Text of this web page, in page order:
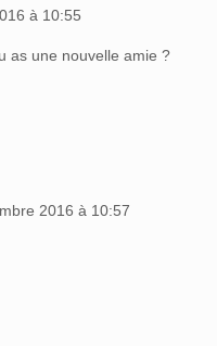
à 10:55
as une nouvelle amie ?
2016 à 10:57